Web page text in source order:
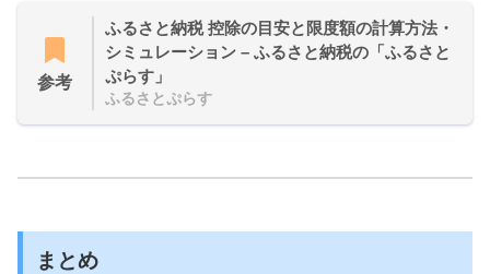
参考
ふるさと納税 控除の目安と限度額の計算方法・
シミュレーション – ふるさと納税の「ふるさと
ぷらす」
ふるさとぷらす
まとめ